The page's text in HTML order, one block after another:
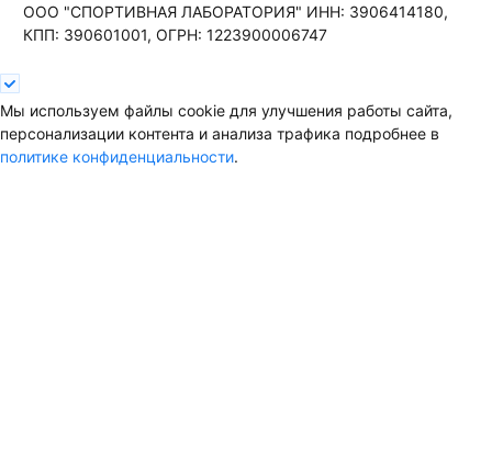
ООО "СПОРТИВНАЯ ЛАБОРАТОРИЯ" ИНН: 3906414180,
КПП: 390601001, ОГРН: 1223900006747
Мы используем файлы cookie для улучшения работы сайта,
персонализации контента и анализа трафика подробнее в
политике конфиденциальности.